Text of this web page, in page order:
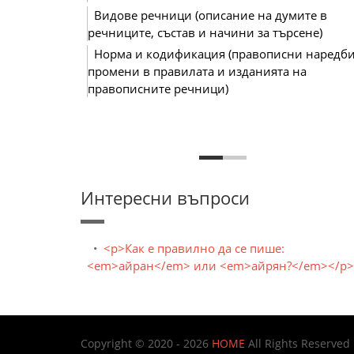
Видове речници (описание на думите в
речниците, състав и начини за търсене)
Норма и кодификация (правописни
промени в правилата и изданията на
правописните речници)
Интересни въпроси
<p>Как е правилно да се пише:
<em>айран</em> или <em>айрян?</em></p>
Copyright © 2020 - 2026 HOME All Rights Reserved